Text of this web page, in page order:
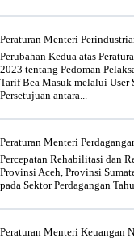
Peraturan Menteri
Perubahan Kedua atas
2023 tentang Pedoman
Tarif Bea Masuk melalui User
Persetujuan antara...
Peraturan Menteri
Percepatan Rehabilitasi dan
Provinsi Aceh, Provinsi
pada Sektor Perdagangan
Peraturan Menteri Keuangan